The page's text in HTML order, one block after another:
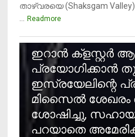
താഴ്‌വരയെ (Shaksgam
Readmore
ഇറാന്‍ ക്‌ളസ്റ്റര്‍
പ്രയോഗിക്കാന്‍
ഇസ്രയേലിന്റെ
മിസൈല്‍ ശേഖരം
ശോഷിച്ചു, സഹായം
പറയാതെ